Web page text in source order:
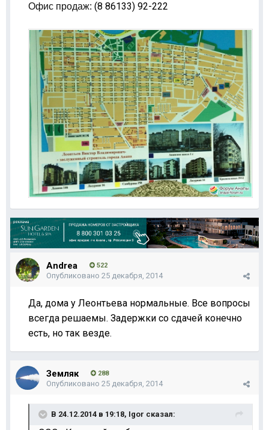
Офис продаж: (8 86133) 92-222
Andrea 522
Опубликовано 25 декабря, 2014
Да, дома у Леонтьева нормальные. Все вопросы
всегда решаемы. Задержки со сдачей конечно
есть, но так везде.
Земляк 288
Опубликовано 25 декабря, 2014
В 24.12.2014 в 19:18, Igor сказал: